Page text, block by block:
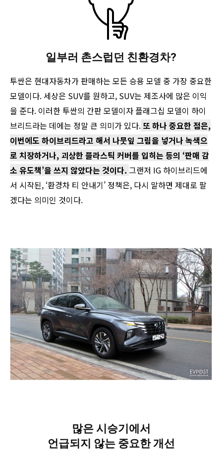
일부러 촌스럽던 친환경차?
투싼은 현대자동차가 판매하는 모든 승용 모델 중 가장 중요한
모델이다. 세상은 SUV를 원하고, SUV는 제조사에 많은 이익
을 준다. 이러한 투싼의 간판 모델이자 플래그십 모델이 하이
브리드라는 데에는 정말 큰 의미가 있다. 또 하나 중요한 점은,
이번에도 하이브리드라고 해서 나뭇잎 그림을 넣거나 녹색으
로 치장하거나, 괴상한 플라스틱 커버를 입히는 등의 ‘판매 감
소 유도책’을 쓰지 않았다는 것이다. 그랜저 IG 하이브리드에
서 시작된, ‘환경차 티 안내기’ 정책은, 다시 말하면 제대로 팔
겠다는 의미인 것이다.
많은 시승기에서
언급되지 않는 중요한 개선